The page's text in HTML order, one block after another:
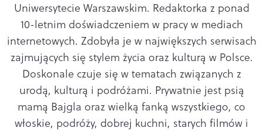
Uniwersytecie Warszawskim. Redaktorka z ponad
10-letnim doświadczeniem w pracy w mediach
internetowych. Zdobyła je w największych serwisach
zajmujących się stylem życia oraz kulturą w Polsce.
Doskonale czuje się w tematach związanych z
urodą, kulturą i podróżami. Prywatnie jest psią
mamą Bajgla oraz wielką fanką wszystkiego, co
włoskie, podróży, dobrej kuchni, starych filmów i